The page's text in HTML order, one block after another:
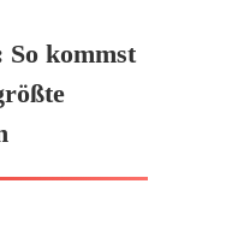
So kommst